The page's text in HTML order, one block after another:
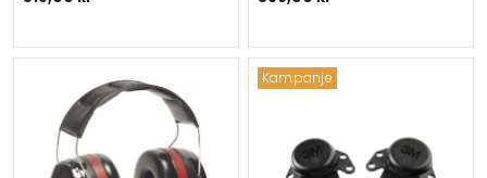
Kampanje